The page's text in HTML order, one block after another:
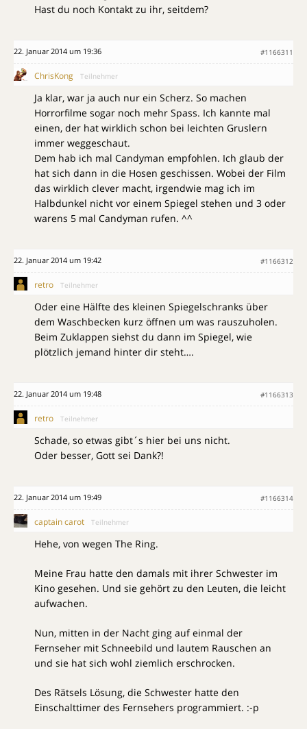
Hast du noch Kontakt zu ihr, seitdem?
22. Januar 2014 um 19:36 #1166311
ChrisKong Teilnehmer
Ja klar, war ja auch nur ein Scherz. So machen
Horrorfilme sogar noch mehr Spass. Ich kannte mal
einen, der hat wirklich schon bei leichten Gruslern
immer weggeschaut.
Dem hab ich mal Candyman empfohlen. Ich glaub der
hat sich dann in die Hosen geschissen. Wobei der Film
das wirklich clever macht, irgendwie mag ich im
Halbdunkel nicht vor einem Spiegel stehen und 3 oder
warens 5 mal Candyman rufen. ^^
22. Januar 2014 um 19:42 #1166312
retro Teilnehmer
Oder eine Hälfte des kleinen Spiegelschranks über
dem Waschbecken kurz öffnen um was rauszuholen.
Beim Zuklappen siehst du dann im Spiegel, wie
plötzlich jemand hinter dir steht….
22. Januar 2014 um 19:48 #1166313
retro Teilnehmer
Schade, so etwas gibt´s hier bei uns nicht.
Oder besser, Gott sei Dank?!
22. Januar 2014 um 19:49 #1166314
captain carot Teilnehmer
Hehe, von wegen The Ring.
Meine Frau hatte den damals mit ihrer Schwester im
Kino gesehen. Und sie gehört zu den Leuten, die leicht
aufwachen.
Nun, mitten in der Nacht ging auf einmal der
Fernseher mit Schneebild und lautem Rauschen an
und sie hat sich wohl ziemlich erschrocken.
Des Rätsels Lösung, die Schwester hatte den
Einschalttimer des Fernsehers programmiert. :-p